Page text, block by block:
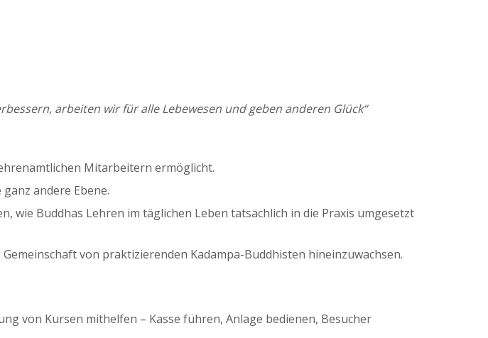
arbeiten wir für alle Lebewesen und geben anderen Glück“
Mitarbeitern ermöglicht.
andere Ebene.
wie Buddhas Lehren im täglichen Leben tatsächlich in die Praxis umgesetzt
von praktizierenden Kadampa-Buddhisten hineinzuwachsen.
von Kursen mithelfen – Kasse führen, Anlage bedienen, Besucher